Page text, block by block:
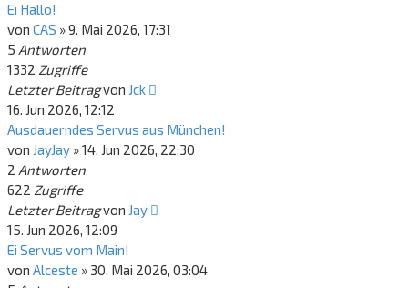
Ei Hallo!
von CAS »9. Mai 2026, 17:31
5 Antworten
1332 Zugriffe
Letzter Beitragvon Jck
16. Jun 2026, 12:12
Ausdauerndes Servus aus München!
von JayJay »14. Jun 2026, 22:30
2 Antworten
622 Zugriffe
Letzter Beitragvon Jay
15. Jun 2026, 12:09
Ei Servus vom Main!
von Alceste » 30. Mai 2026, 03:04